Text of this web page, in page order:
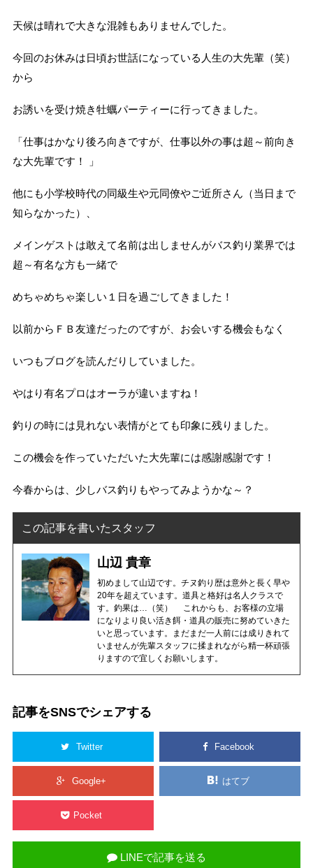
天候は晴れで大きな混雑もありませんでした。
今回のお休みは日頃お世話になっている人生の大先輩（笑）
から
お誘いを受け焼き牡蠣パーティーに行ってきました。
「仕事はかなり後ろ向きですが、仕事以外の事は超～前向き
な大先輩です！ 」
他にも小学校時代の同級生や元同僚やご近所さん（当日まで
知らなかった）、
メインゲストは敢えて名前は出しませんがバス釣り業界では
超～有名な方も一緒で
めちゃめちゃ楽しい１日を過ごしてきました！
以前からＦＢ友達だったのですが、お会いする機会もなく
いつもブログを読んだりしていました。
やはり有名プロはオーラが違いますね！
釣りの時には見れない表情がとても印象に残りました。
この機会を作っていただいた大先輩には感謝感謝です！
今春からは、少しバス釣りもやってみようかな～？
この記事を書いたスタッフ
山辺 貴章
初めまして山辺です。チヌ釣り歴は意外と長く早や
20年を超えています。道具と格好は名人クラスで
す。釣果は…（笑） これからも、お客様の立場
になりより良い活き餌・道具の販売に努めていきた
いと思っています。まだまだ一人前には成りきれて
いませんが先輩スタッフに揉まれながら精一杯頑張
りますので宜しくお願いします。
記事をSNSでシェアする
Twitter Facebook
Google+ はてブ
Pocket
LINEで記事を送る